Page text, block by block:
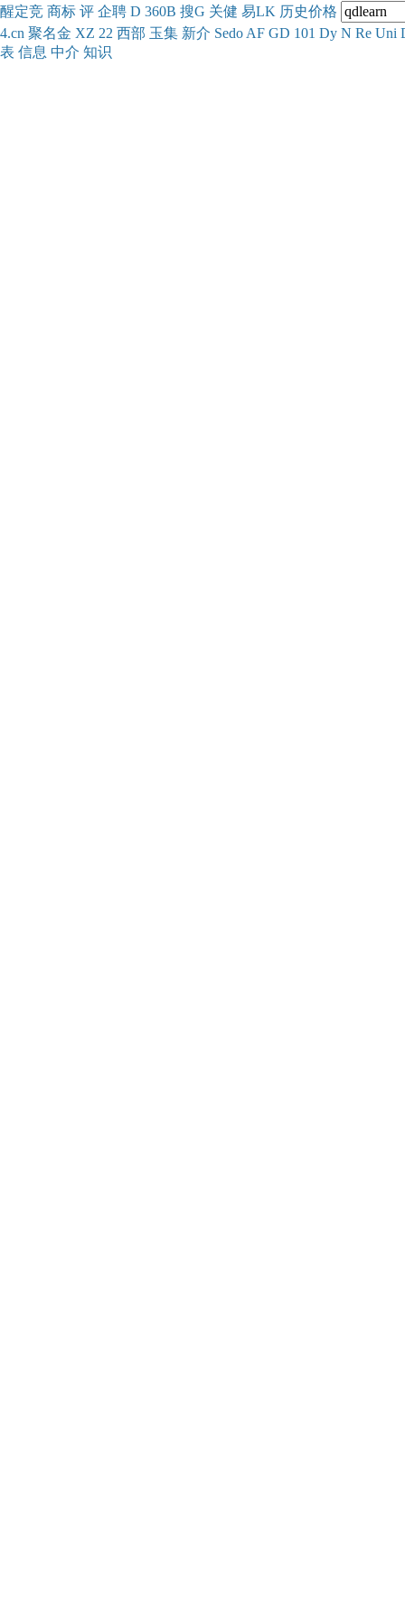
醒定竞 商标 评 企聘 D 360B 搜G 关健 易LK 历史价格
4.cn 聚名金 XZ 22 西部 玉集 新介 Sedo AF GD 101 Dy N Re Uni
表 信息 中介 知识